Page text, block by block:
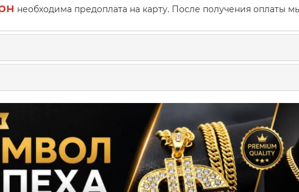
необходима предоплата на карту. После получения оплаты